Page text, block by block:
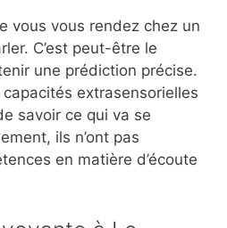
vous vous rendez chez un
C’est peut-être le
une prédiction précise.
extrasensorielles
savoir ce qui va se
ils n’ont pas
en matière d’écoute